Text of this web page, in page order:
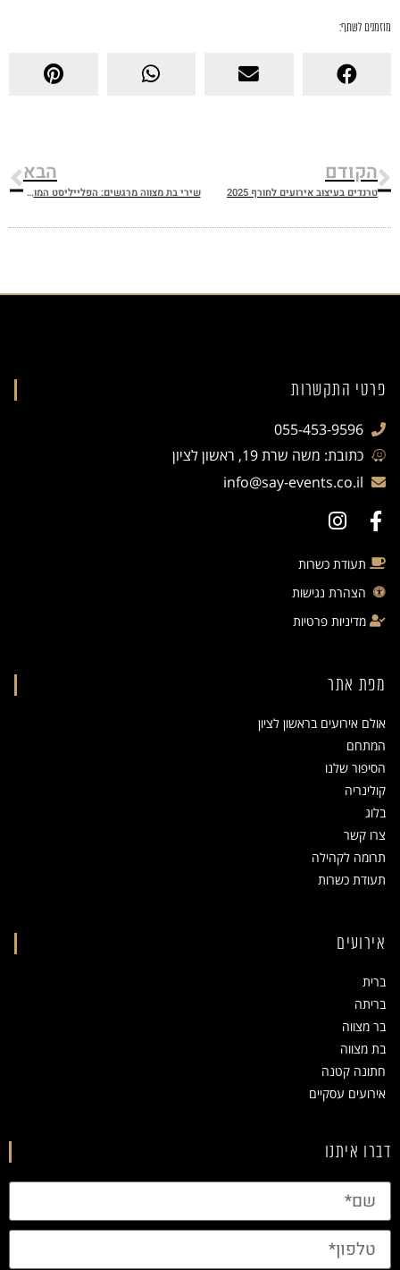
מוזמנים לשתף:
הקודם
טרנדים בעיצוב אירועים לחורף 2025
הבא
שירי בת מצווה מרגשים: הפלייליסט המושלם של SAY
פרטי התקשרות
055-453-9596
כתובת: משה שרת 19, ראשון לציון
info@say-events.co.il
תעודת כשרות
הצהרת נגישות
מדיניות פרטיות
מפת אתר
אולם אירועים בראשון לציון
המתחם
הסיפור שלנו
קולינריה
בלוג
צרו קשר
תרומה לקהילה
תעודת כשרות
אירועים
ברית
בריתה
בר מצווה
בת מצווה
חתונה קטנה
אירועים עסקיים
דברו איתנו